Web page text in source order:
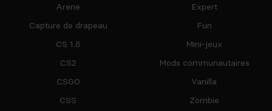
Arene
Capture de drapeau
CS 1.6
CS2
CSGO
CSS
Expert
Fun
Mini-jeux
Mods communautaires
Vanilla
Zombie